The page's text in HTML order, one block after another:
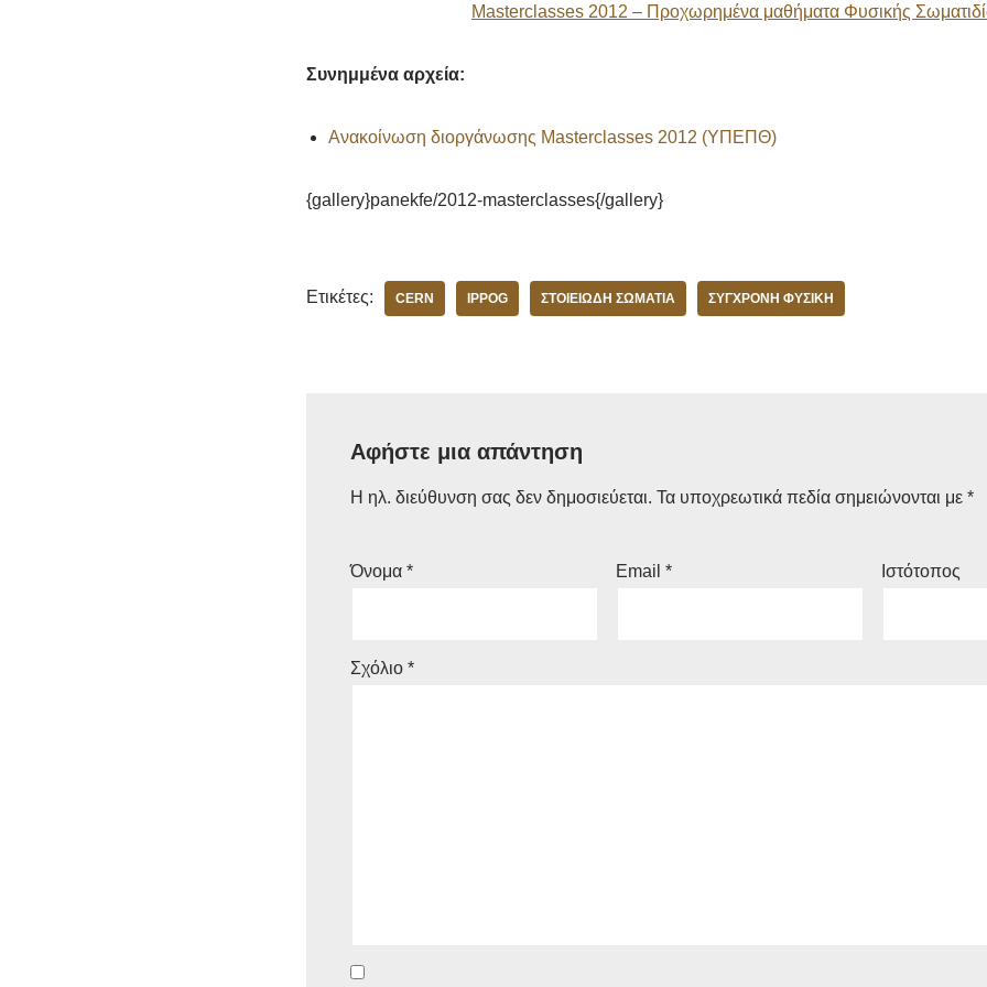
Masterclasses 2012 – Προχωρημένα μαθήματα Φυσικής
Συνημμένα αρχεία:
Ανακοίνωση διοργάνωσης Masterclasses 2012 (ΥΠΕΠΘ)
{gallery}panekfe/2012-masterclasses{/gallery}
Ετικέτες: CERN IPPOG ΣΤΟΙΕΙΏΔΗ ΣΩΜΆΤΙΑ ΣΎΓΧΡΟΝΗ ΦΥΣΙΚΉ
Αφήστε μια απάντηση
Η ηλ. διεύθυνση σας δεν δημοσιεύεται. Τα υποχρεωτικά πεδία σημειώνονται με *
Όνομα * Email * Ιστότοπος
Σχόλιο *